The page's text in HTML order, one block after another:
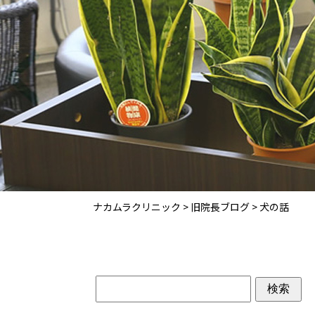
ナカムラクリニック > 旧院長ブログ > 犬の話